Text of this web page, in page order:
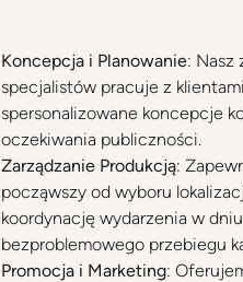
Koncepcja i Planowanie: Nasz
specjalistów pracuje z
spersonalizowane koncepcje
oczekiwania publiczności.
Zarządzanie Produkcją:
począwszy od wyboru
koordynację wydarzenia w
bezproblemowego przebiegu
Promocja i Marketing: